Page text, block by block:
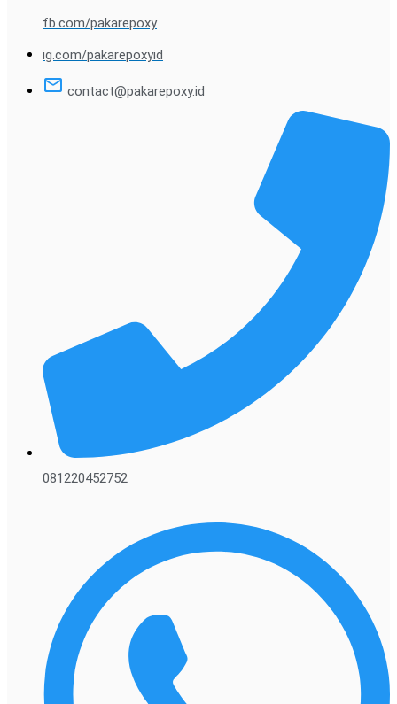
fb.com/pakarepoxy
ig.com/pakarepoxyid
contact@pakarepoxy.id
081220452752